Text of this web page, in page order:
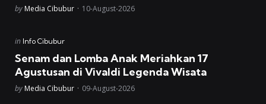
Posted
by Media Cibubur 10-August-2026
Posted
in Info Cibubur
Senam dan Lomba Anak Meriahkan 17
Agustusan di Vivaldi Legenda Wisata
Posted
by Media Cibubur 09-August-2026